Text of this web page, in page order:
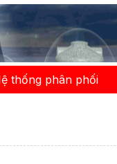
thống phân phối